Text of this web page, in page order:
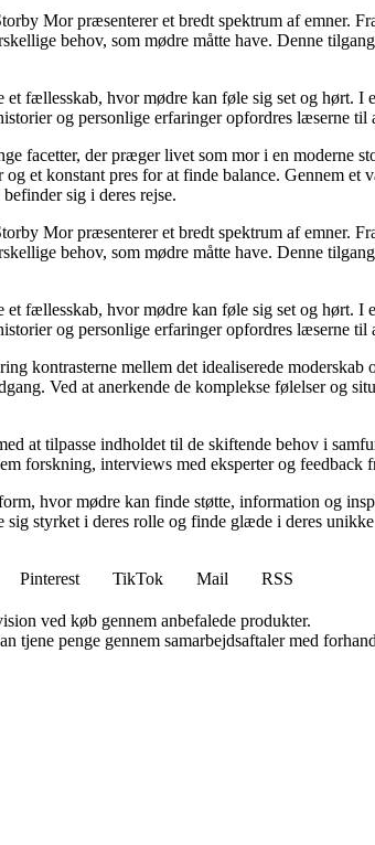
Mor præsenterer et bredt spektrum af emner.
behov, som mødre måtte have. Denne
fællesskab, hvor mødre kan føle sig set og
og personlige erfaringer opfordres læserne
facetter, der præger livet som mor i en
et konstant pres for at finde balance. Gennem
sig i deres rejse.
Mor præsenterer et bredt spektrum af emner.
behov, som mødre måtte have. Denne
fællesskab, hvor mødre kan føle sig set og
og personlige erfaringer opfordres læserne
kontrasterne mellem det idealiserede
Ved at anerkende de komplekse følelser og
at tilpasse indholdet til de skiftende behov i
forskning, interviews med eksperter og
hvor mødre kan finde støtte, information og
styrket i deres rolle og finde glæde i deres
Pinterest TikTok Mail
RSS
ved køb gennem anbefalede produkter.
tjene penge gennem samarbejdsaftaler med